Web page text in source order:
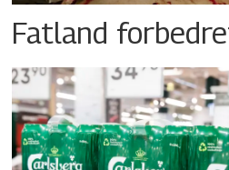
Fatland